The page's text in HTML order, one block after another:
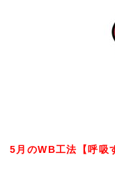
5月のWB工法【呼吸